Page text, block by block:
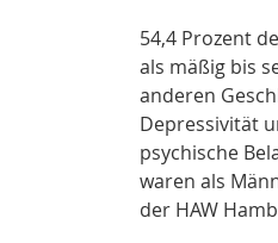
54,4 Prozent
als mäßig bis
anderen
Depressivität
psychische
waren als
der HAW